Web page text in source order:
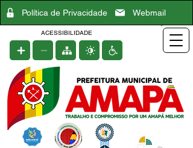
Política de Privacidade Webmail
ACESSIBILIDADE